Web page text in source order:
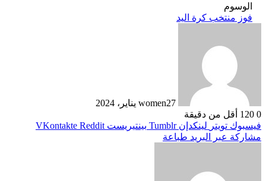
الوسوم
فوز منتخب كرة اليد
women27 يناير، 2024
0
أقل من دقيقة
فيسبوك تويتر لينكدإن بينتيريست
مشاركة عبر البريد طباعة